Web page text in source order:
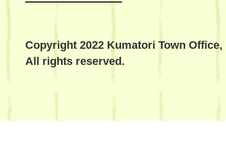
Copyright 2022 Kumatori Town Office,
All rights reserved.